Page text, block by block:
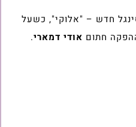
חדש – "אלוקי", כשעל
חתום אודי דמארי.